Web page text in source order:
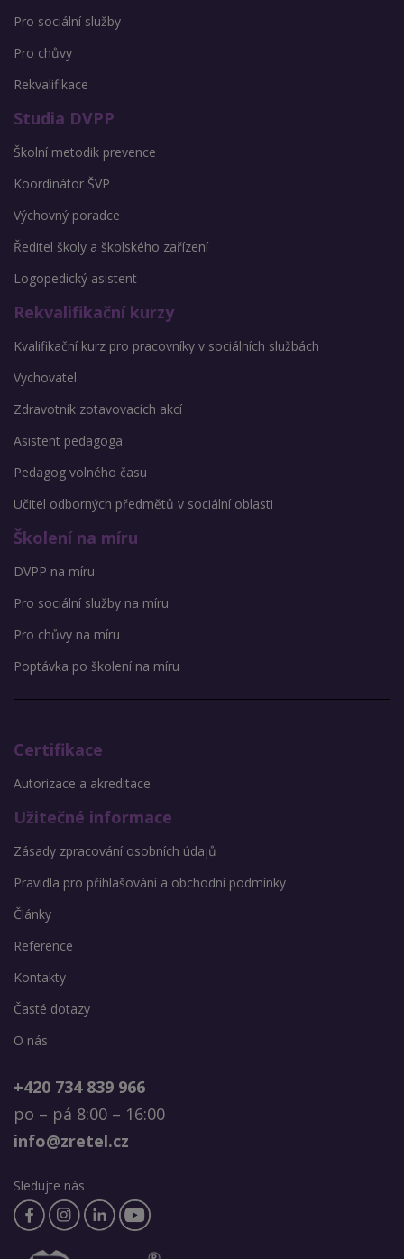
Pro sociální služby
Pro chůvy
Rekvalifikace
Studia DVPP
Školní metodik prevence
Koordinátor ŠVP
Výchovný poradce
Ředitel školy a školského zařízení
Logopedický asistent
Rekvalifikační kurzy
Kvalifikační kurz pro pracovníky v sociálních službách
Vychovatel
Zdravotník zotavovacích akcí
Asistent pedagoga
Pedagog volného času
Učitel odborných předmětů v sociální oblasti
Školení na míru
DVPP na míru
Pro sociální služby na míru
Pro chůvy na míru
Poptávka po školení na míru
Certifikace
Autorizace a akreditace
Užitečné informace
Zásady zpracování osobních údajů
Pravidla pro přihlašování a obchodní podmínky
Články
Reference
Kontakty
Časté dotazy
O nás
+420 734 839 966
po – pá 8:00 – 16:00
info@zretel.cz
Sledujte nás